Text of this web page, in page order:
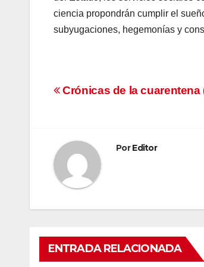
ciencia propondrán cumplir el
subyugaciones, hegemonías y
Navegación
entradas
Crónicas de la cuarentena
PorEditor
ENTRADA RELACIONADA